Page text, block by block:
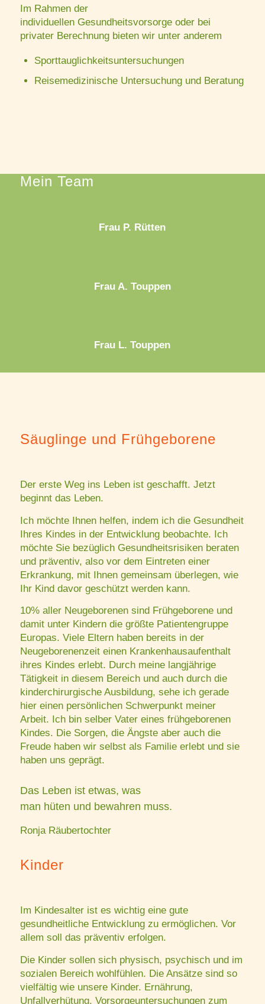
Im Rahmen der
individuellen Gesundheitsvorsorge oder bei
privater Berechnung bieten wir unter anderem
Sporttauglichkeitsuntersuchungen
Reisemedizinische Untersuchung und Beratung
Mein Team
Frau P. Rütten
Frau A. Touppen
Frau L. Touppen
Säuglinge und Frühgeborene
Der erste Weg ins Leben ist geschafft. Jetzt
beginnt das Leben.
Ich möchte Ihnen helfen, indem ich die Gesundheit
Ihres Kindes in der Entwicklung beobachte. Ich
möchte Sie bezüglich Gesundheitsrisiken beraten
und präventiv, also vor dem Eintreten einer
Erkrankung, mit Ihnen gemeinsam überlegen, wie
Ihr Kind davor geschützt werden kann.
10% aller Neugeborenen sind Frühgeborene und
damit unter Kindern die größte Patientengruppe
Europas. Viele Eltern haben bereits in der
Neugeborenenzeit einen Krankenhausaufenthalt
ihres Kindes erlebt. Durch meine langjährige
Tätigkeit in diesem Bereich und auch durch die
kinderchirurgische Ausbildung, sehe ich gerade
hier einen persönlichen Schwerpunkt meiner
Arbeit. Ich bin selber Vater eines frühgeborenen
Kindes. Die Sorgen, die Ängste aber auch die
Freude haben wir selbst als Familie erlebt und sie
haben uns geprägt.
Das Leben ist etwas, was
man hüten und bewahren muss.
Ronja Räubertochter
Kinder
Im Kindesalter ist es wichtig eine gute
gesundheitliche Entwicklung zu ermöglichen. Vor
allem soll das präventiv erfolgen.
Die Kinder sollen sich physisch, psychisch und im
sozialen Bereich wohlfühlen. Die Ansätze sind so
vielfältig wie unsere Kinder. Ernährung,
Unfallverhütung, Vorsorgeuntersuchungen zum